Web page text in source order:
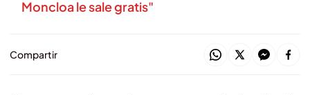
Moncloa le sale gratis"
Compartir